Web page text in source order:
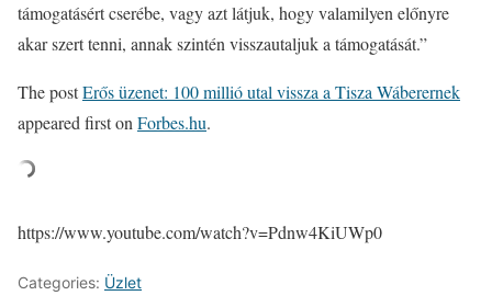
támogatásért cserébe, vagy azt látjuk, hogy valamilyen előnyre
akar szert tenni, annak szintén visszautaljuk a támogatását.”
The postErős üzenet: 100 millió utal vissza a Tisza Wáberernek
appeared first on Forbes.hu.
https://www.youtube.com/watch?v=Pdnw4KiUWp0
Categories: Üzlet